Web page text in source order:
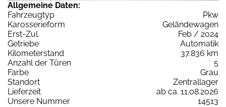
Allgemeine Daten:
Fahrzeugtyp
Pkw
Karosserieform
Geländewagen
Erst-Zul.
Feb / 2024
Getriebe
Automatik
Kilometerstand
37.836 km
Anzahl der Türen
5
Farbe
Grau
Standort
Zentrallager
Lieferzeit
ab ca. 11.08.2026
Unsere Nummer
14513